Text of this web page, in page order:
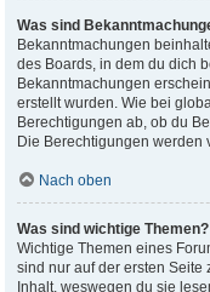
Was sind
Bekanntmachungen
des Boards, in dem du dich
Bekanntmachungen
erstellt wurden. Wie bei
Berechtigungen ab, ob du
Die Berechtigungen werden
Nach oben
Was sind wichtige Themen?
Wichtige Themen eines
sind nur auf der ersten
Inhalt, weswegen du sie